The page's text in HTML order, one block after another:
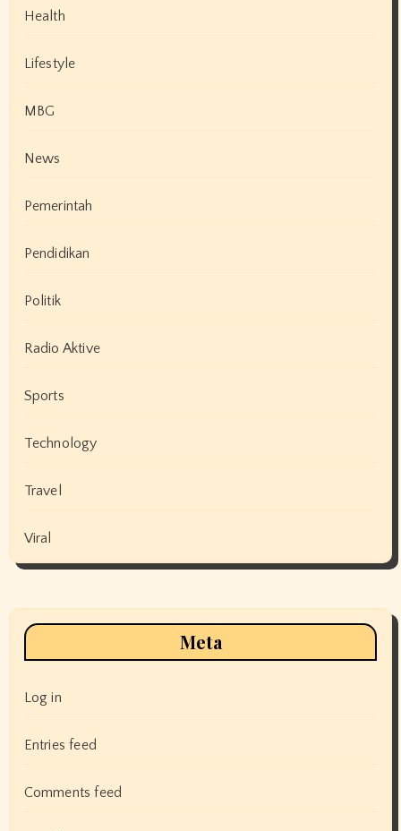
Health
Lifestyle
MBG
News
Pemerintah
Pendidikan
Politik
Radio Aktive
Sports
Technology
Travel
Viral
Meta
Log in
Entries feed
Comments feed